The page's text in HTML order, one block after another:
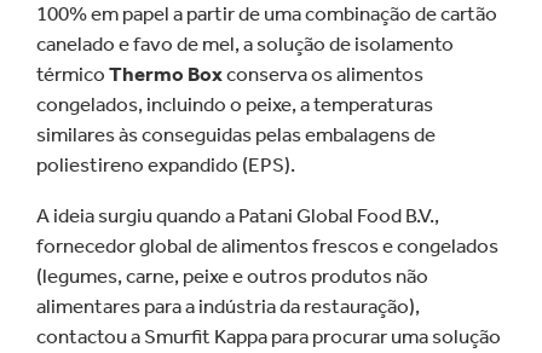
100% em papel a partir de uma combinação de cartão
canelado e favo de mel, a solução de isolamento
térmico Thermo Boxconserva os alimentos
congelados, incluindo o peixe, a temperaturas
similares às conseguidas pelas embalagens de
poliestireno expandido (EPS).
A ideia surgiu quando a Patani Global Food B.V.,
fornecedor global de alimentos frescos e congelados
(legumes, carne, peixe e outros produtos não
alimentares para a indústria da restauração),
contactou a Smurfit Kappa para procurar uma solução